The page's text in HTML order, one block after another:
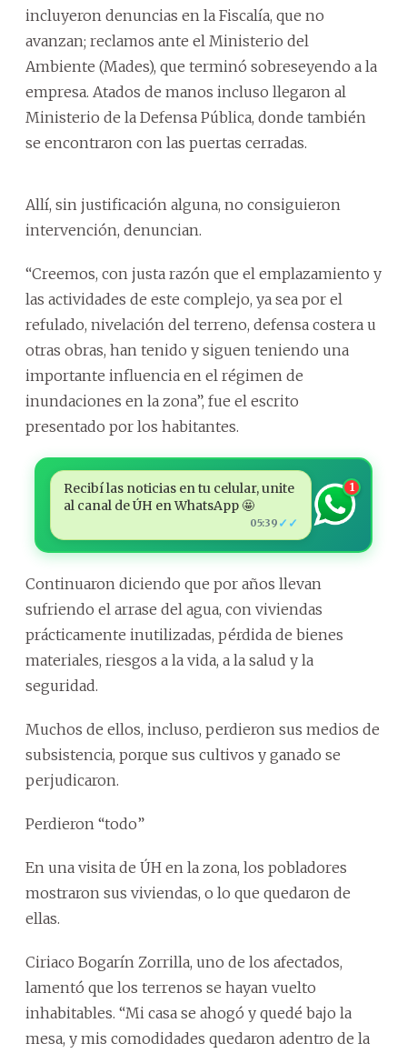
incluyeron denuncias en la Fiscalía, que no
avanzan; reclamos ante el Ministerio del
Ambiente (Mades), que terminó sobreseyendo a la
empresa. Atados de manos incluso llegaron al
Ministerio de la Defensa Pública, donde también
se encontraron con las puertas cerradas.
Allí, sin justificación alguna, no consiguieron
intervención, denuncian.
“Creemos, con justa razón que el emplazamiento y
las actividades de este complejo, ya sea por el
refulado, nivelación del terreno, defensa costera u
otras obras, han tenido y siguen teniendo una
importante influencia en el régimen de
inundaciones en la zona”, fue el escrito
presentado por los habitantes.
Recibí las noticias en tu celular, unite
al canal de ÚH en WhatsApp 🤩
05:39 ✓✓
1
Continuaron diciendo que por años llevan
sufriendo el arrase del agua, con viviendas
prácticamente inutilizadas, pérdida de bienes
materiales, riesgos a la vida, a la salud y la
seguridad.
Muchos de ellos, incluso, perdieron sus medios de
subsistencia, porque sus cultivos y ganado se
perjudicaron.
Perdieron “todo”
En una visita de ÚH en la zona, los pobladores
mostraron sus viviendas, o lo que quedaron de
ellas.
Ciriaco Bogarín Zorrilla, uno de los afectados,
lamentó que los terrenos se hayan vuelto
inhabitables. “Mi casa se ahogó y quedé bajo la
mesa, y mis comodidades quedaron adentro de la